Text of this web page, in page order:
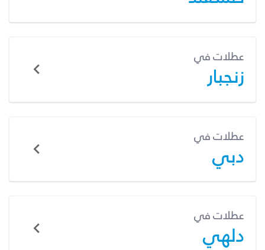
عطلات في
زنجبار
عطلات في
دبي
عطلات في
دلهي